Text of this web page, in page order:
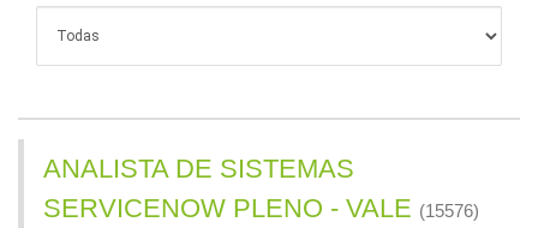
ANALISTA DE SISTEMAS
SERVICENOW PLENO - VALE (15576)